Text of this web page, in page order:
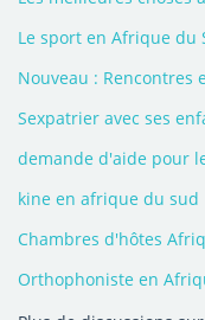
Le sport en Afrique du
Nouveau : Rencontres
Sexpatrier avec ses
demande d'aide pour
kine en afrique du sud
Chambres d'hôtes
Orthophoniste en